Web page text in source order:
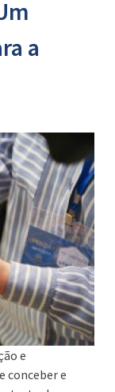
a
e
conceber e